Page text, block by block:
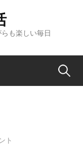
も楽しい毎日
検
ト